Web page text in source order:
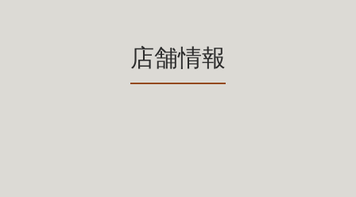
店舗情報